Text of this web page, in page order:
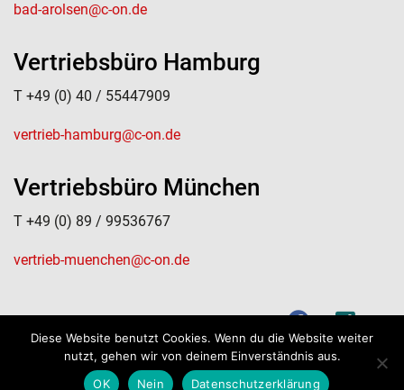
bad-arolsen@c-on.de
Vertriebsbüro Hamburg
T +49 (0) 40 / 55447909
vertrieb-hamburg@c-on.de
Vertriebsbüro München
T +49 (0) 89 / 99536767
vertrieb-muenchen@c-on.de
Diese Website benutzt Cookies. Wenn du die Website weiter
nutzt, gehen wir von deinem Einverständnis aus.
OK
Nein Datenschutzerklärung